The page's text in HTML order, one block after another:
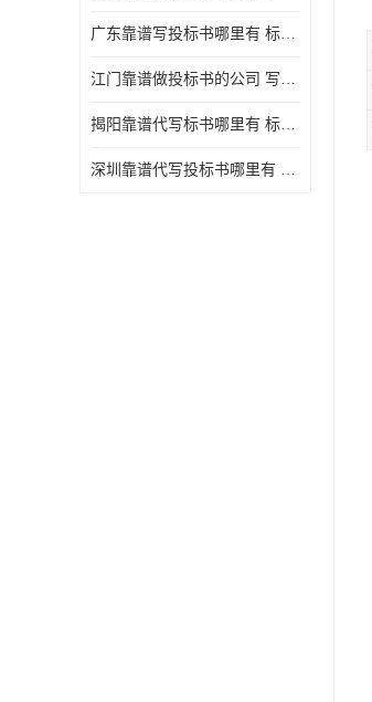
广东靠谱写投标书哪里有 标书好写吗
江门靠谱做投标书的公司 写一份标书多少钱
揭阳靠谱代写标书哪里有 标书怎么做
深圳靠谱代写投标书哪里有 标书好写吗